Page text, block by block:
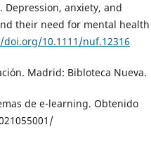
Depression, anxiety, and
their need for mental health
10.1111/nuf.12316
Madrid: Bibloteca Nueva.
de e-learning. Obtenido